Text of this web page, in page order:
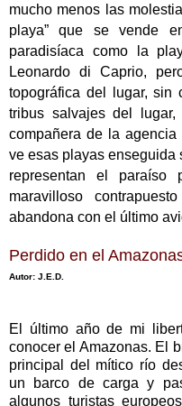
mucho menos las
playa” que se vende
paradisíaca como la
Leonardo di Caprio,
topográfica del lugar, sin
tribus salvajes del
compañera de la
ve esas playas enseguida
representan el
maravilloso
abandona con el último
Perdido en el
Autor: J.E.D.
El último año de mi
conocer el Amazonas. El
principal del mítico río
un barco de carga y
algunos turistas